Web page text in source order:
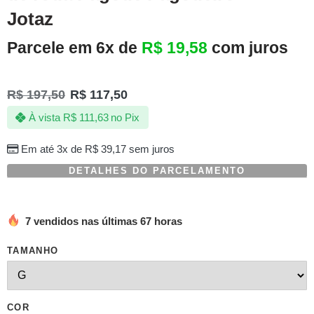
Jotaz
Parcele em 6x de R$ 19,58 com juros
R$197,50 R$ 117,50
Em até 3x de R$39,17sem juros
À vista R$111,63 no Pix
DETALHES DO PARCELAMENTO
7 vendidos nas últimas 67 horas
TAMANHO
COR